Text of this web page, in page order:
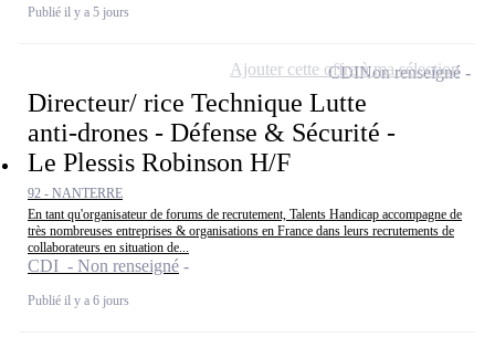
Publié il y a 5 jours
Directeur/ rice Technique Lutte
anti-drones - Défense & Sécurité -
Le Plessis Robinson H/F
92 - NANTERRE
En tant qu'organisateur de forums de recrutement, Talents Handicap accompagne de
très nombreuses entreprises & organisations en France dans leurs recrutements de
collaborateurs en situation de...
CDI - Non renseigné
Publié il y a 6 jours
CDINon renseigné
Ajouter cette offre à ma sélection